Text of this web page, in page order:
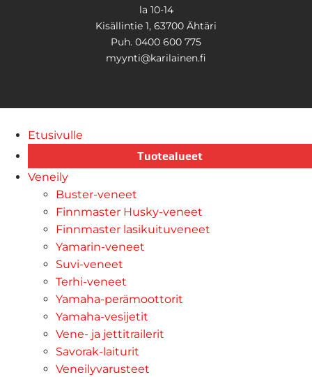
la 10-14
Kisällintie 1, 63700 Ähtäri
Puh. 0400 600 775
myynti@karilainen.fi
Etusivulle
Tuotealueet
Veneily
Buster-veneet
Finnmaster Husky-veneet
Finnmaster lasikuituveneet
Yamarin-veneet
Suvi-veneet
Terhi-veneet
Yamaha-perämoottorit
Yamaha-vesijetit
Vene- ja jettitrailerit
Savorak-laiturit
Veneilyvarusteet